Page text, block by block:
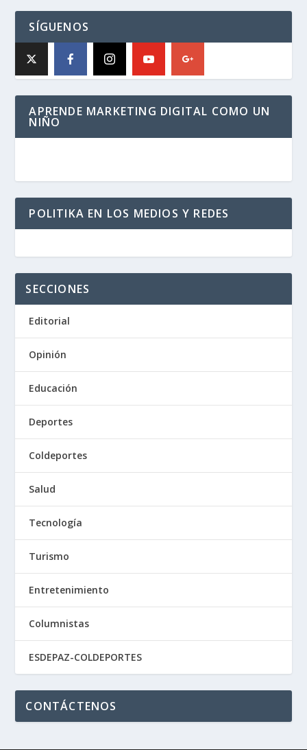
SÍGUENOS
APRENDE MARKETING DIGITAL COMO UN
NIÑO
POLITIKA EN LOS MEDIOS Y REDES
SECCIONES
Editorial
Opinión
Educación
Deportes
Coldeportes
Salud
Tecnología
Turismo
Entretenimiento
Columnistas
ESDEPAZ-COLDEPORTES
CONTÁCTENOS